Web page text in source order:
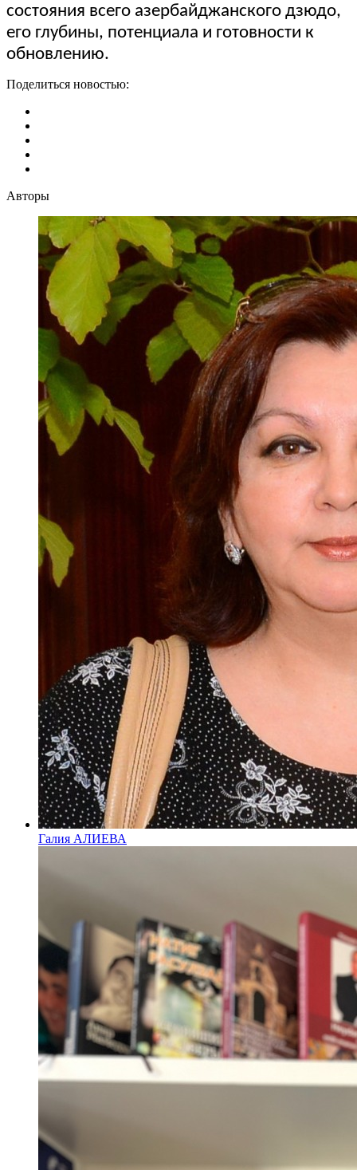
состояния всего азербайджанского дзюдо,
его глубины, потенциала и готовности к
обновлению.
Поделиться новостью:
Авторы
Галия АЛИЕВА